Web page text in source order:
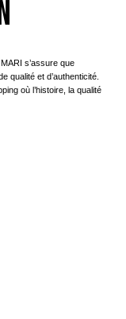
s’assure que
qualité et d’authenticité.
où l’histoire, la qualité